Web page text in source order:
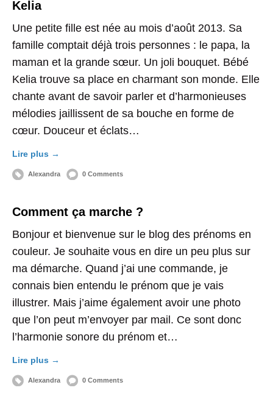
Kelia
Une petite fille est née au mois d’août 2013. Sa
famille comptait déjà trois personnes : le papa, la
maman et la grande sœur. Un joli bouquet. Bébé
Kelia trouve sa place en charmant son monde. Elle
chante avant de savoir parler et d’harmonieuses
mélodies jaillissent de sa bouche en forme de
cœur. Douceur et éclats…
Lire plus →
Alexandra 0 Comments
Comment ça marche ?
Bonjour et bienvenue sur le blog des prénoms en
couleur. Je souhaite vous en dire un peu plus sur
ma démarche. Quand j’ai une commande, je
connais bien entendu le prénom que je vais
illustrer. Mais j’aime également avoir une photo
que l’on peut m’envoyer par mail. Ce sont donc
l’harmonie sonore du prénom et…
Lire plus →
Alexandra 0 Comments